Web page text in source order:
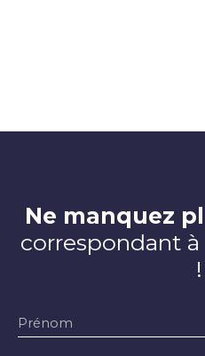
Ne manquez
correspondant
!
Prénom